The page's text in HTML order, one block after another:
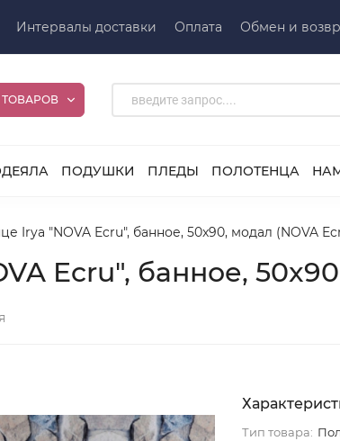
Интервалы доставки Оплата Обмен и
ТОВАРОВ
ПОДУШКИ ПЛЕДЫ ПОЛОТЕНЦА
Irya "NOVA Ecru", банное, 50x90, модал (NOVA
Ecru", банное,
Тип товара: